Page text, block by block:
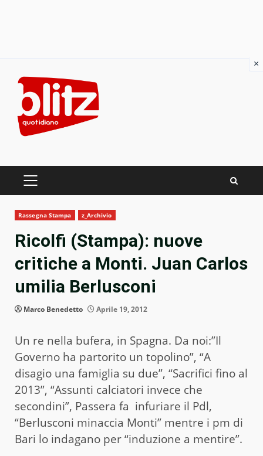
content
PRIMARY
Rassegna Stampa z_Archivio
Ricolfi (Stampa): nuove
critiche a Monti. Juan Carlos
umilia Berlusconi
Marco Benedetto Aprile 19, 2012
Un re nella bufera, in Spagna. Da noi:”Il
Governo ha partorito un topolino”, “A
disagio una famiglia su due”, “Sacrifici fino al
2013”, “Assunti calciatori invece che
secondini”, Passera fa infuriare il Pdl,
“Berlusconi minaccia Monti” mentre i pm di
Bari lo indagano per “induzione a mentire”.
×